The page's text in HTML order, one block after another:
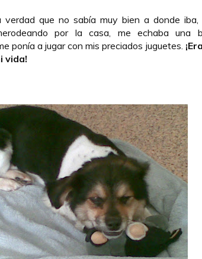
verdad que no sabía muy bien a donde
por la casa, me echaba una
ponía a jugar con mis preciados juguetes.
vida!